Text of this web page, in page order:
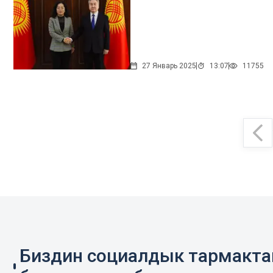
27 Январь 2025 13:07 11755
Биздин социалдык